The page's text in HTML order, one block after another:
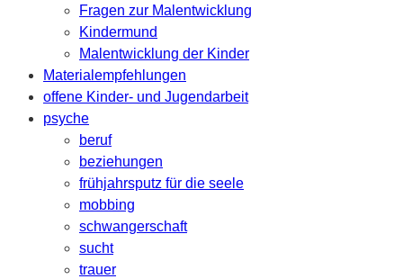
Fragen zur Malentwicklung
Kindermund
Malentwicklung der Kinder
Materialempfehlungen
offene Kinder- und Jugendarbeit
psyche
beruf
beziehungen
frühjahrsputz für die seele
mobbing
schwangerschaft
sucht
trauer